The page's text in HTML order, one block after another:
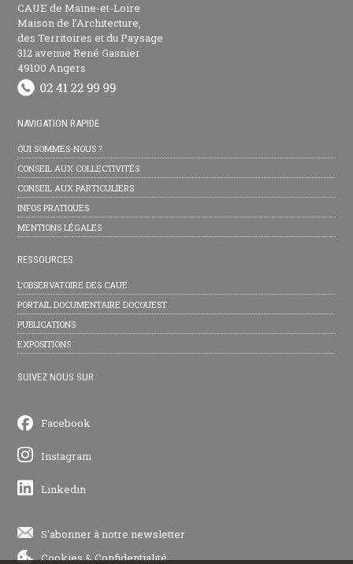
CAUE de Maine-et-Loire
Maison de l’Architecture,
des Territoires et du Paysage
312 avenue René Gasnier
49100 Angers
NAVIGATION RAPIDE
QUI SOMMES-NOUS ?
CONSEIL AUX COLLECTIVITÉS
CONSEIL AUX PARTICULIERS
INFOS PRATIQUES
MENTIONS LÉGALES
RESSOURCES
L’OBSERVATOIRE DES CAUE
PORTAIL DOCUMENTAIRE DOCOUEST
PUBLICATIONS
EXPOSITIONS
SUIVEZ NOUS SUR :
Facebook
Instagram
Linkedin
S'abonner à notre newsletter
Cookies&Confidentialité